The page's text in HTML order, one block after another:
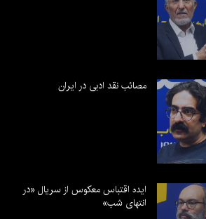
مصائب نقد ادبی در ایران
ایده اقتباس معکوس از سریال «در
انتهای شب»